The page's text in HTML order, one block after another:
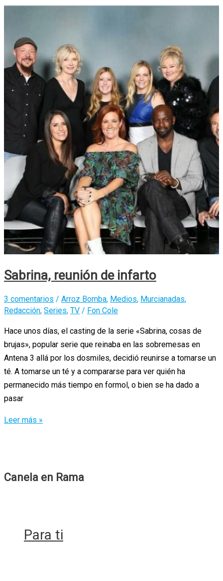
Sabrina, reunión de infarto
3 comentarios / Arroz Bomba, Medios, Murcianadas,
Redacción, Series, TV / Fon Cole
Hace unos días, el casting de la serie «Sabrina, cosas de
brujas», popular serie que reinaba en las sobremesas en
Antena 3 allá por los dosmiles, decidió reunirse a tomarse un
té. A tomarse un té y a compararse para ver quién ha
permanecido más tiempo en formol, o bien se ha dado a
pasar
Sabrina,
Leer más »
Canela en Rama
Para ti